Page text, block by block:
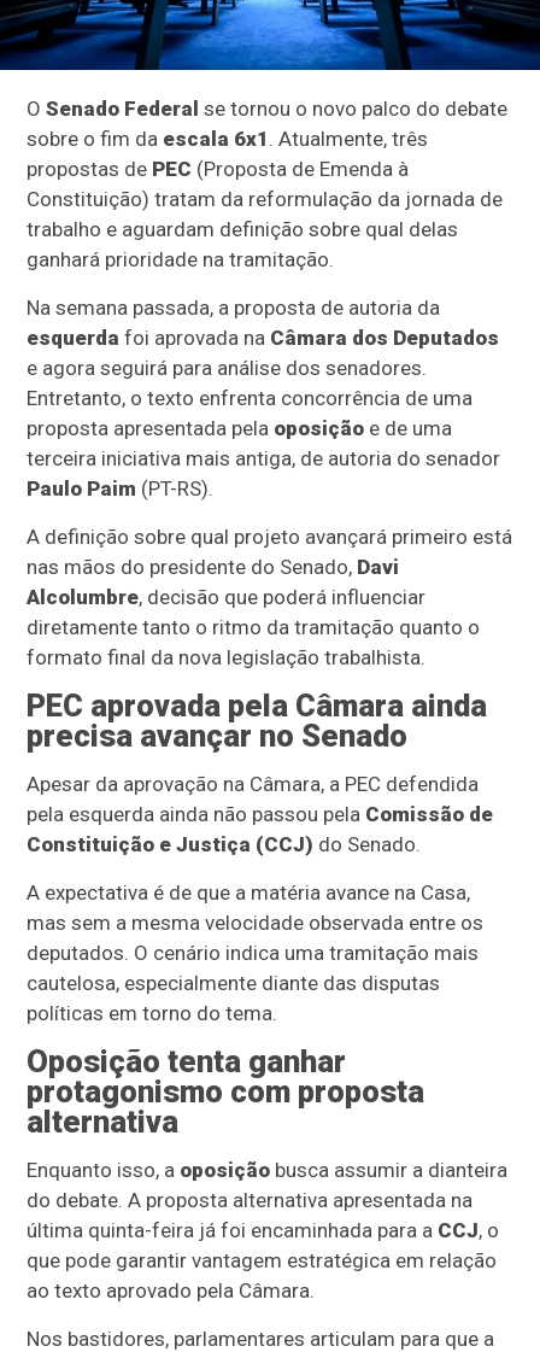
OSenado Federal se tornou o novo palco do debate
sobre o fim da escala 6x1 . Atualmente, três
propostas de PEC (Proposta de Emenda à
Constituição) tratam da reformulação da jornada de
trabalho e aguardam definição sobre qual delas
ganhará prioridade na tramitação.
Na semana passada, a proposta de autoria da
esquerda foi aprovada na Câmara dos Deputados
e agora seguirá para análise dos senadores.
Entretanto, o texto enfrenta concorrência de uma
proposta apresentada pela oposição e de uma
terceira iniciativa mais antiga, de autoria do senador
Paulo Paim (PT-RS).
A definição sobre qual projeto avançará primeiro está
nas mãos do presidente do Senado, Davi
Alcolumbre, decisão que poderá influenciar
diretamente tanto o ritmo da tramitação quanto o
formato final da nova legislação trabalhista.
PEC aprovada pela Câmara ainda
precisa avançar no Senado
Apesar da aprovação na Câmara, a PEC defendida
pela esquerda ainda não passou pela Comissão de
Constituição e Justiça (CCJ) do Senado.
A expectativa é de que a matéria avance na Casa,
mas sem a mesma velocidade observada entre os
deputados. O cenário indica uma tramitação mais
cautelosa, especialmente diante das disputas
políticas em torno do tema.
Oposição tenta ganhar
protagonismo com proposta
alternativa
Enquanto isso, a oposição busca assumir a dianteira
do debate. A proposta alternativa apresentada na
última quinta-feira já foi encaminhada para a CCJ, o
que pode garantir vantagem estratégica em relação
ao texto aprovado pela Câmara.
Nos bastidores, parlamentares articulam para que a